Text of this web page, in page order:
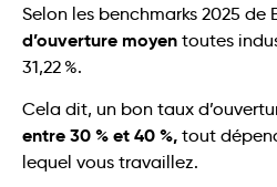
Selon les benchmarks 2025 de
d’ouverture moyen toutes
31,22 %.
Cela dit, un bon taux
entre 30 % et 40 %, tout
lequel vous travaillez.